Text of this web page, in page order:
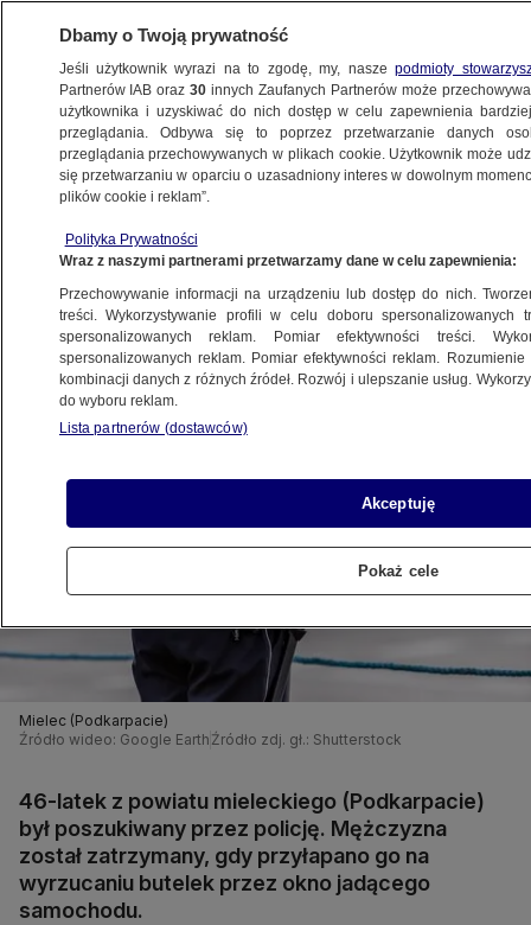
KRAKÓW
z samochodu butelki
20.11.2020, 12:57
Udostępnij
Mielec (Podkarpacie)
Źródło wideo: Google Earth Źródło zdj. gł.: Shutterstock
46-latek z powiatu mieleckiego (Podkarpacie)
był poszukiwany przez policję. Mężczyzna
został zatrzymany, gdy przyłapano go na
wyrzucaniu butelek przez okno jadącego
samochodu.
Dbamy o Twoją prywatność
Jeśli użytkownik wyrazi na to zgodę, my, naszepodmioty
Partnerów IAB oraz30 innych Zaufanych Partnerów może
użytkownika i uzyskiwać do nich dostęp w celu zapewnienia
przeglądania. Odbywa się to poprzez przetwarzanie danych
przeglądania przechowywanych w plikach cookie. Użytkownik może
się przetwarzaniu w oparciu o uzasadniony interes w dowolnym
plików cookie i reklam”.
Polityka Prywatności
Wraz z naszymi partnerami przetwarzamy dane w celu zapewnienia:
Przechowywanie informacji na urządzeniu lub dostęp do nich.
treści. Wykorzystywanie profili w celu doboru spersonalizowanych
spersonalizowanych reklam. Pomiar efektywności treści.
spersonalizowanych reklam. Pomiar efektywności reklam.
kombinacji danych z różnych źródeł. Rozwój i ulepszanie usług.
do wyboru reklam.
Lista partnerów (dostawców)
Akceptuję
Pokaż cele